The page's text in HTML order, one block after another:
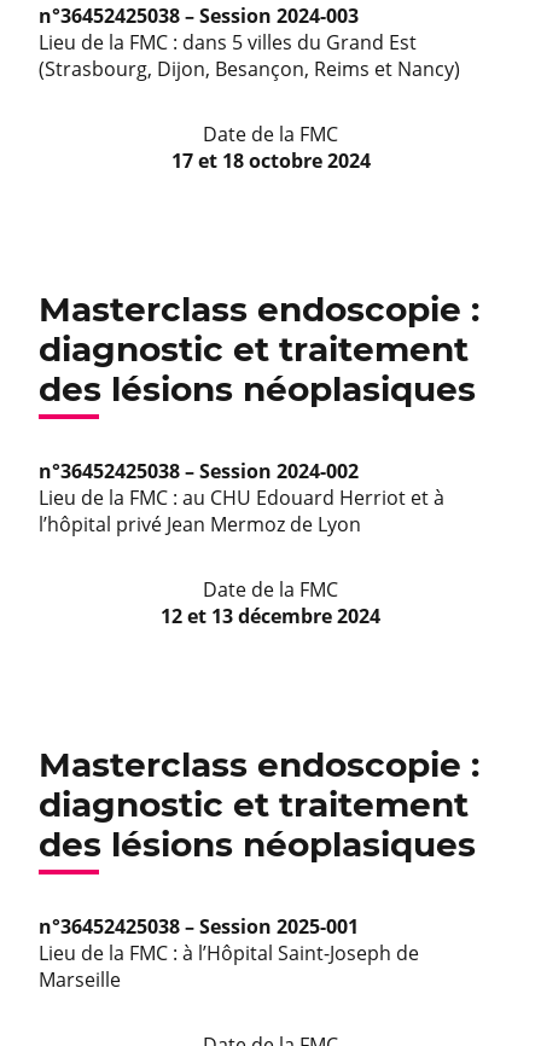
n°36452425038 – Session 2024-003
Lieu de la FMC : dans 5 villes du Grand Est
(Strasbourg, Dijon, Besançon, Reims et Nancy)
Date de la FMC
17 et 18 octobre 2024
Masterclass endoscopie :
diagnostic et traitement
des lésions néoplasiques
n°36452425038 – Session 2024-002
Lieu de la FMC : au CHU Edouard Herriot et à
l’hôpital privé Jean Mermoz de Lyon
Date de la FMC
12 et 13 décembre 2024
Masterclass endoscopie :
diagnostic et traitement
des lésions néoplasiques
n°36452425038 – Session 2025-001
Lieu de la FMC : à l’Hôpital Saint-Joseph de
Marseille